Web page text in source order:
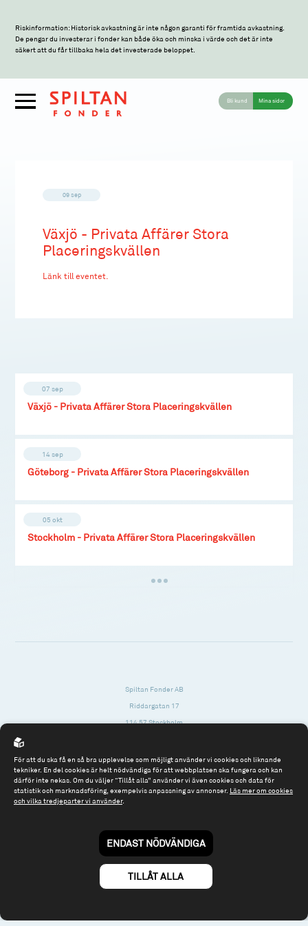
Riskinformation: Historisk avkastning är inte någon garanti för framtida avkastning.
De pengar du investerar i fonder kan både öka och minska i värde och det är inte
säkert att du får tillbaka hela det investerade beloppet.
Bli kund Mina sidor
09 sep
Växjö - Privata Affärer Stora
Placeringskvällen
Länk till eventet.
07 sep
Växjö - Privata Affärer Stora Placeringskvällen
14 sep
Göteborg - Privata Affärer Stora Placeringskvällen
05 okt
Stockholm - Privata Affärer Stora Placeringskvällen
Spiltan Fonder AB
Riddargatan 17
114 57 Stockholm
Tel: 08 - 545 813 40
fonder@spiltanfonder.se
Till spiltan.se
© 2026 - Spiltan Fonder AB
By Sphinxly
För att du ska få en så bra upplevelse som möjligt använder vi cookies och liknande
tekniker. En del cookies är helt nödvändiga för att webbplatsen ska fungera och kan
därför inte nekas. Om du väljer “Tillåt alla” använder vi även cookies och data för
statistik och marknadsföring, exempelvis anpassning av annonser. Läs mer om cookies
och vilka tredjeparter vi använder.
ENDAST NÖDVÄNDIGA
TILLÅT ALLA